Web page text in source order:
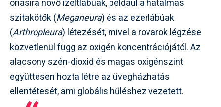
óriásira növő ízeltlábúak, például a hatalmas
szitakötők (Meganeura) és az ezerlábúak
(Arthropleura) létezését, mivel a rovarok légzése
közvetlenül függ az oxigén koncentrációjától. Az
alacsony szén-dioxid és magas oxigénszint
együttesen hozta létre az üvegházhatás
ellentétesét, ami globális hűléshez vezetett.